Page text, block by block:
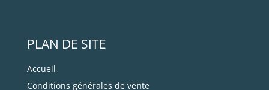
PLAN DE SITE
Accueil
Conditions générales de vente